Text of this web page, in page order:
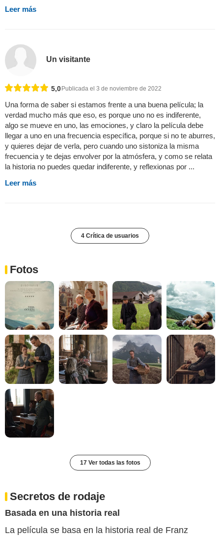
Leer más
Un visitante
5,0Publicada el 3 de noviembre de 2022
Una forma de saber si estamos frente a una buena película; la
verdad mucho más que eso, es porque uno no es indiferente,
algo se mueve en uno, las emociones, y claro la película debe
llegar a uno en una frecuencia específica, porque si no te aburres,
y quieres dejar de verla, pero cuando uno sistoniza la misma
frecuencia y te dejas envolver por la atmósfera, y como se relata
la historia no puedes quedar indiferente, y reflexionas por ...
Leer más
4 Crítica de usuarios
Fotos
17 Ver todas las fotos
Secretos de rodaje
Basada en una historia real
La película se basa en la historia real de Franz